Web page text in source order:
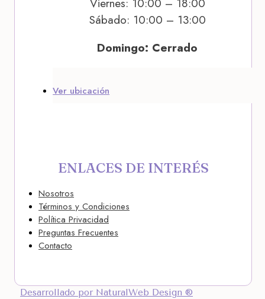
Viernes: 10:00 – 18:00
Sábado: 10:00 – 13:00
Domingo: Cerrado
Ver ubicación
ENLACES DE INTERÉS
Nosotros
Términos y Condiciones
Política Privacidad
Preguntas Frecuentes
Contacto
Desarrollado por NaturalWeb Design ®